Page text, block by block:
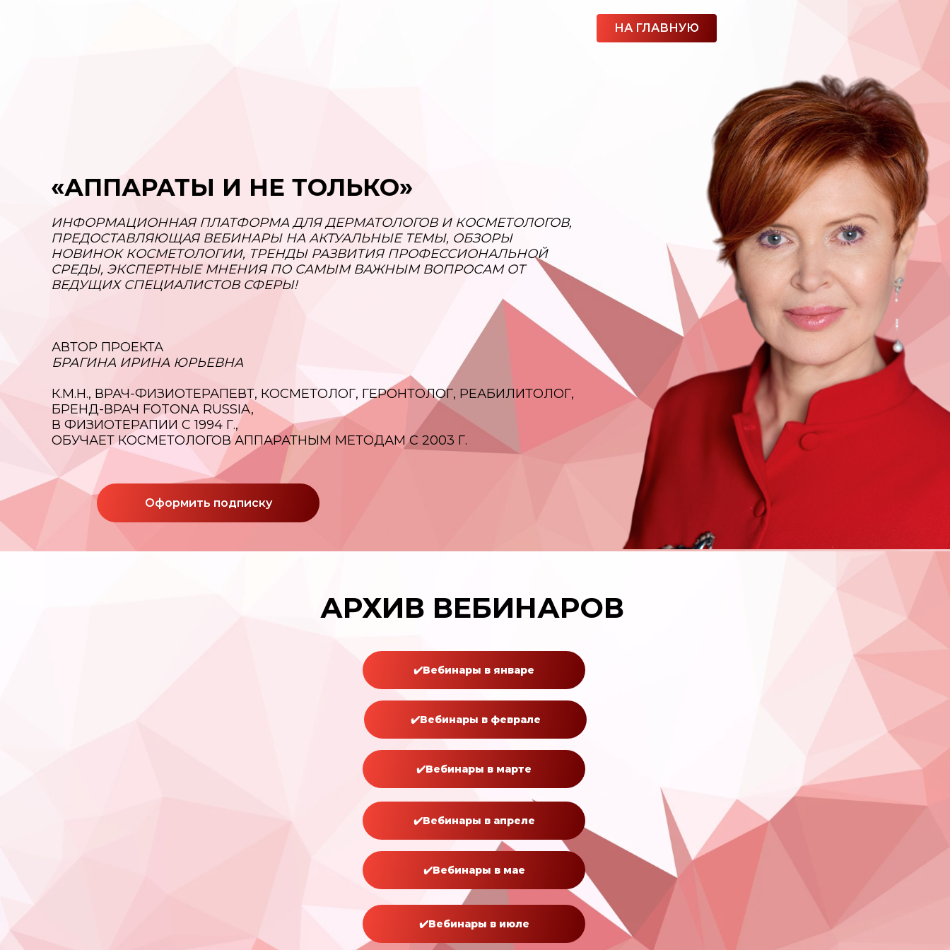
НА ГЛАВНУЮ
«АППАРАТЫ И НЕ ТОЛЬКО»
АВТОР ПРОЕКТА
БРАГИНА ИРИНА ЮРЬЕВНА
К.М.Н., ВРАЧ-ФИЗИОТЕРАПЕВТ, КОСМЕТОЛОГ, ГЕРОНТОЛОГ, РЕАБИЛИТОЛОГ,
БРЕНД-ВРАЧ FOTONA RUSSIA,
В ФИЗИОТЕРАПИИ С 1994 Г.,
ОБУЧАЕТ КОСМЕТОЛОГОВ АППАРАТНЫМ МЕТОДАМ С 2003 Г.
ИНФОРМАЦИОННАЯ ПЛАТФОРМА ДЛЯ ДЕРМАТОЛОГОВ И КОСМЕТОЛОГОВ,
ПРЕДОСТАВЛЯЮЩАЯ ВЕБИНАРЫ НА АКТУАЛЬНЫЕ ТЕМЫ, ОБЗОРЫ
НОВИНОК КОСМЕТОЛОГИИ, ТРЕНДЫ РАЗВИТИЯ ПРОФЕССИОНАЛЬНОЙ
СРЕДЫ, ЭКСПЕРТНЫЕ МНЕНИЯ ПО САМЫМ ВАЖНЫМ ВОПРОСАМ ОТ
ВЕДУЩИХ СПЕЦИАЛИСТОВ СФЕРЫ!
Оформить подписку
АРХИВ ВЕБИНАРОВ
✔️Вебинары в июле
✔️Вебинары в январе
✔️Вебинары в феврале
✔️Вебинары в марте
✔️Вебинары в апреле
✔️Вебинары в мае